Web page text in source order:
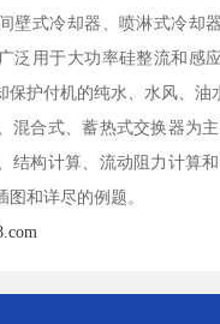
壁式冷却器、喷淋式冷却
泛用于大功率硅整流和感
保护付机的纯水、水风、油
混合式、蓄热式交换器为
结构计算、流动阻力计算
和详尽的例题。